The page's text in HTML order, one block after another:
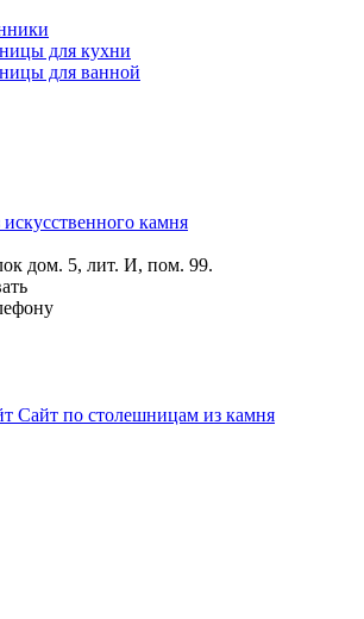
для кухни
для ванной
камня
дом. 5, лит. И, пом. 99.
Сайт по столешницам из камня